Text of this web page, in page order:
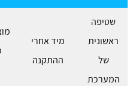
שטיפה
ראשונית
של
המערכת
מיד אחרי
ההתקנה